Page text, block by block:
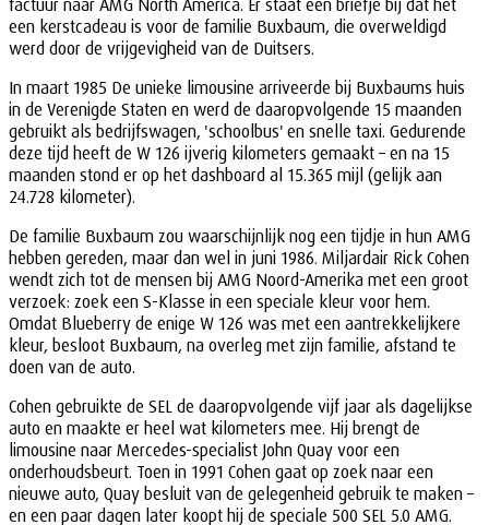
een kerstcadeau is voor de familie Buxbaum, die overweldigd
werd door de vrijgevigheid van de Duitsers.
In maart 1985 De unieke limousine arriveerde bij Buxbaums huis
in de Verenigde Staten en werd de daaropvolgende 15 maanden
gebruikt als bedrijfswagen, 'schoolbus' en snelle taxi. Gedurende
deze tijd heeft de W 126 ijverig kilometers gemaakt – en na 15
maanden stond er op het dashboard al 15.365 mijl (gelijk aan
24.728 kilometer).
De familie Buxbaum zou waarschijnlijk nog een tijdje in hun AMG
hebben gereden, maar dan wel in juni 1986. Miljardair Rick Cohen
wendt zich tot de mensen bij AMG Noord-Amerika met een groot
verzoek: zoek een S-Klasse in een speciale kleur voor hem.
Omdat Blueberry de enige W 126 was met een aantrekkelijkere
kleur, besloot Buxbaum, na overleg met zijn familie, afstand te
doen van de auto.
Cohen gebruikte de SEL de daaropvolgende vijf jaar als dagelijkse
auto en maakte er heel wat kilometers mee. Hij brengt de
limousine naar Mercedes-specialist John Quay voor een
onderhoudsbeurt. Toen in 1991 Cohen gaat op zoek naar een
nieuwe auto, Quay besluit van de gelegenheid gebruik te maken –
en een paar dagen later koopt hij de speciale 500 SEL 5.0 AMG.